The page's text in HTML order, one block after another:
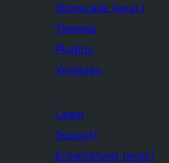
Showcase (engl.)
Themes
Plugins
Vorlagen
Learn
Support
Entwicklung (engl.)